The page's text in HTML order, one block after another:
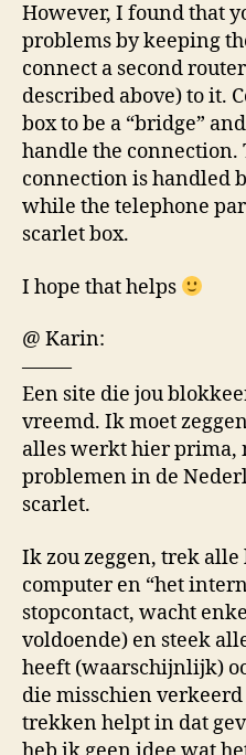
However, I found that
problems by keeping
connect a second
described above) to it.
box to be a “bridge”
handle the
connection is handled
while the telephone
scarlet box.
I hope that helps
@ Karin:
——–
Een site die jou
vreemd. Ik moet
alles werkt hier prima,
problemen in de
scarlet.
Ik zou zeggen, trek alle
computer en “het
stopcontact, wacht
voldoende) en steek
heeft (waarschijnlijk)
die misschien
trekken helpt in dat